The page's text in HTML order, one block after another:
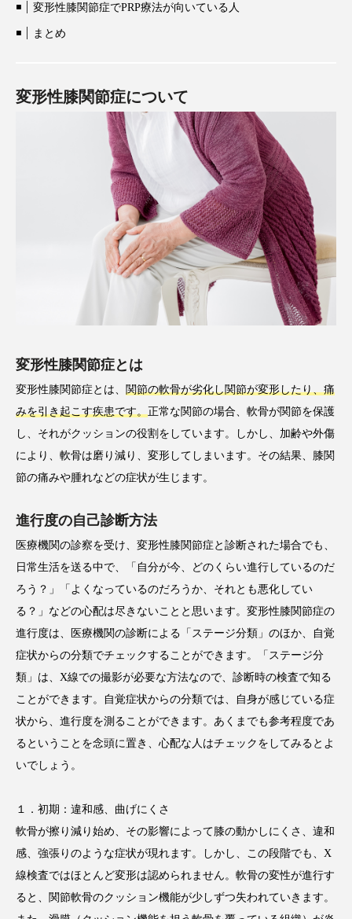
変形性膝関節症でPRP療法が向いている人
まとめ
変形性膝関節症について
変形性膝関節症とは
変形性膝関節症とは、 関節の軟骨が劣化し関節が変形したり、痛
みを引き起こす疾患です。正常な関節の場合、軟骨が関節を保護
し、それがクッションの役割をしています。しかし、加齢や外傷
により、軟骨は磨り減り、変形してしまいます。その結果、膝関
節の痛みや腫れなどの症状が生じます。
進行度の自己診断方法
医療機関の診察を受け、変形性膝関節症と診断された場合でも、
日常生活を送る中で、「自分が今、どのくらい進行しているのだ
ろう？」「よくなっているのだろうか、それとも悪化してい
る？」などの心配は尽きないことと思います。変形性膝関節症の
進行度は、医療機関の診断による「ステージ分類」のほか、自覚
症状からの分類でチェックすることができます。「ステージ分
類」は、X線での撮影が必要な方法なので、診断時の検査で知る
ことができます。自覚症状からの分類では、自身が感じている症
状から、進行度を測ることができます。あくまでも参考程度であ
るということを念頭に置き、心配な人はチェックをしてみるとよ
いでしょう。
１．初期：違和感、曲げにくさ
軟骨が擦り減り始め、その影響によって膝の動かしにくさ、違和
感、強張りのような症状が現れます。しかし、この段階でも、X
線検査ではほとんど変形は認められません。軟骨の変性が進行す
ると、関節軟骨のクッション機能が少しずつ失われていきます。